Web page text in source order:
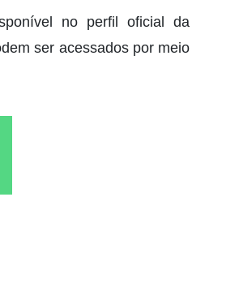
no perfil oficial da
ser acessados por meio